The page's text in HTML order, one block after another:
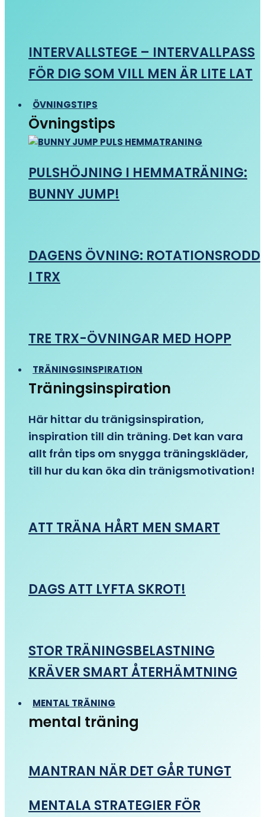
INTERVALLSTEGE – INTERVALLPASS
FÖR DIG SOM VILL MEN ÄR LITE LAT
ÖVNINGSTIPS
Övningstips
PULSHÖJNING I HEMMATRÄNING:
BUNNY JUMP!
DAGENS ÖVNING: ROTATIONSRODD
I TRX
TRE TRX-ÖVNINGAR MED HOPP
TRÄNINGSINSPIRATION
Träningsinspiration
Här hittar du tränigsinspiration,
inspiration till din träning. Det kan vara
allt från tips om snygga träningskläder,
till hur du kan öka din tränigsmotivation!
ATT TRÄNA HÅRT MEN SMART
DAGS ATT LYFTA SKROT!
STOR TRÄNINGSBELASTNING
KRÄVER SMART ÅTERHÄMTNING
MENTAL TRÄNING
mental träning
MANTRAN NÄR DET GÅR TUNGT
MENTALA STRATEGIER FÖR